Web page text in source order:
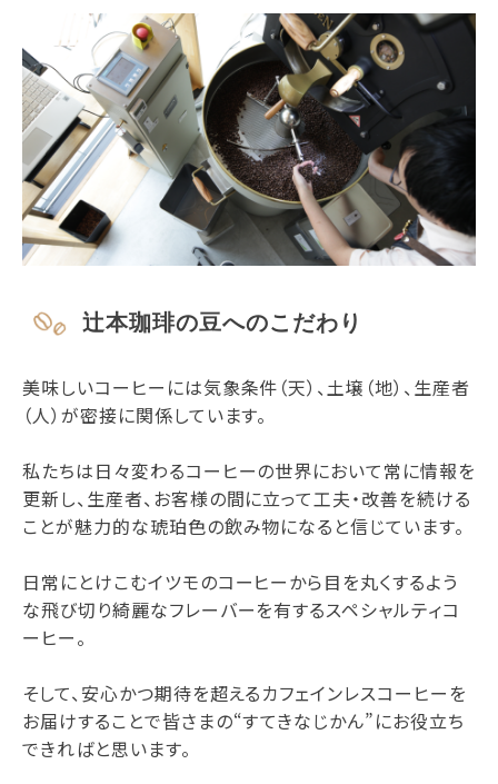
辻本珈琲の豆へのこだわり
美味しいコーヒーには気象条件（天）、土壌（地）、生産者
（人）が密接に関係しています。
私たちは日々変わるコーヒーの世界において常に情報を
更新し、生産者、お客様の間に立って工夫・改善を続ける
ことが魅力的な琥珀色の飲み物になると信じています。
日常にとけこむイツモのコーヒーから目を丸くするよう
な飛び切り綺麗なフレーバーを有するスペシャルティコ
ーヒー。
そして、安心かつ期待を超えるカフェインレスコーヒーを
お届けすることで皆さまの“すてきなじかん”にお役立ち
できればと思います。